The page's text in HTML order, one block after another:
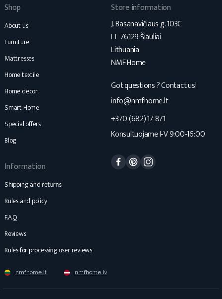
Shop
About us
Furniture
Mattresses
Home textile
Home decor
Smart Home
Special offers
Blog
Information
Shipping and returns
Rules and policy
F.A.Q.
Reviews
Rules for processing user reviews
Store information
J. Basanavičiaus g. 103C
LT-76129 Šiauliai
Lithuania
NMF Home
Got questions ? Contact us!
info@nmfhome.lt
+370 (682) 17 871
Konsultuojame I-V 9:00-16:00
Facebook
Pinterest
nmfhome.lt nmfhome.lv